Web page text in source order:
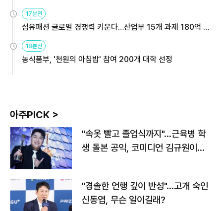
용해야
17분전
섬유패션 글로벌 경쟁력 키운다…산업부 15개 과제 180억 지
원
18분전
농식품부, '천원의 아침밥' 참여 200개 대학 선정
아주PICK >
"속옷 빨고 졸업식까지"…근육병 학
생 돌본 공익, 코미디언 김규원이었
"경솔한 언행 깊이 반성"…고개 숙인
신동엽, 무슨 일이길래?